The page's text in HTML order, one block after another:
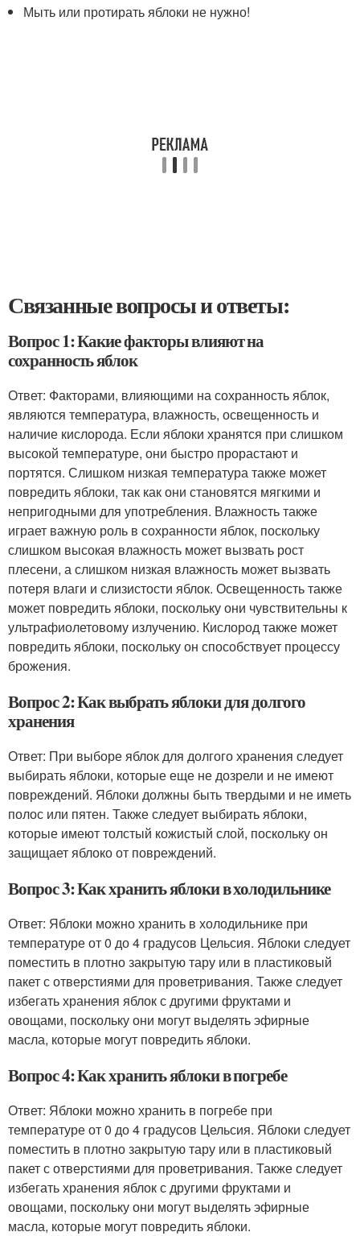
Мыть или протирать яблоки не нужно!
Связанные вопросы и ответы:
Вопрос 1: Какие факторы влияют на
сохранность яблок
Ответ: Факторами, влияющими на сохранность яблок,
являются температура, влажность, освещенность и
наличие кислорода. Если яблоки хранятся при слишком
высокой температуре, они быстро прорастают и
портятся. Слишком низкая температура также может
повредить яблоки, так как они становятся мягкими и
непригодными для употребления. Влажность также
играет важную роль в сохранности яблок, поскольку
слишком высокая влажность может вызвать рост
плесени, а слишком низкая влажность может вызвать
потеря влаги и слизистости яблок. Освещенность также
может повредить яблоки, поскольку они чувствительны к
ультрафиолетовому излучению. Кислород также может
повредить яблоки, поскольку он способствует процессу
брожения.
Вопрос 2: Как выбрать яблоки для долгого
хранения
Ответ: При выборе яблок для долгого хранения следует
выбирать яблоки, которые еще не дозрели и не имеют
повреждений. Яблоки должны быть твердыми и не иметь
полос или пятен. Также следует выбирать яблоки,
которые имеют толстый кожистый слой, поскольку он
защищает яблоко от повреждений.
Вопрос 3: Как хранить яблоки в холодильнике
Ответ: Яблоки можно хранить в холодильнике при
температуре от 0 до 4 градусов Цельсия. Яблоки следует
поместить в плотно закрытую тару или в пластиковый
пакет с отверстиями для проветривания. Также следует
избегать хранения яблок с другими фруктами и
овощами, поскольку они могут выделять эфирные
масла, которые могут повредить яблоки.
Вопрос 4: Как хранить яблоки в погребе
Ответ: Яблоки можно хранить в погребе при
температуре от 0 до 4 градусов Цельсия. Яблоки следует
поместить в плотно закрытую тару или в пластиковый
пакет с отверстиями для проветривания. Также следует
избегать хранения яблок с другими фруктами и
овощами, поскольку они могут выделять эфирные
масла, которые могут повредить яблоки.